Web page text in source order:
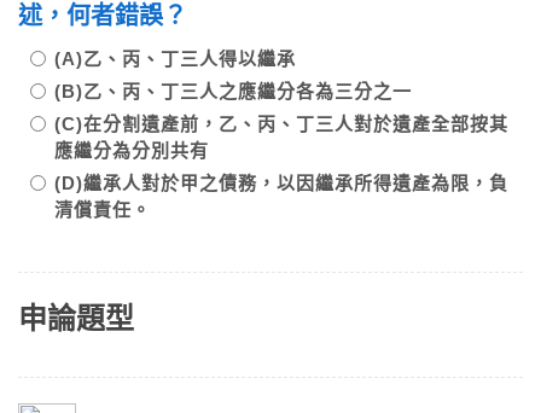
述，何者錯誤？
(A)乙、丙、丁三人得以繼承
(B)乙、丙、丁三人之應繼分各為三分之一
(C)在分割遺產前，乙、丙、丁三人對於遺產全部按其
應繼分為分別共有
(D)繼承人對於甲之債務，以因繼承所得遺產為限，負
清償責任。
申論題型